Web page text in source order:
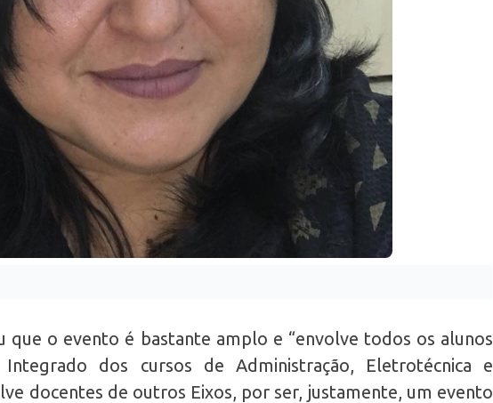
que o evento é bastante amplo e “envolve todos os alunos
dos cursos de Administração, Eletrotécnica e
docentes de outros Eixos, por ser, justamente, um evento